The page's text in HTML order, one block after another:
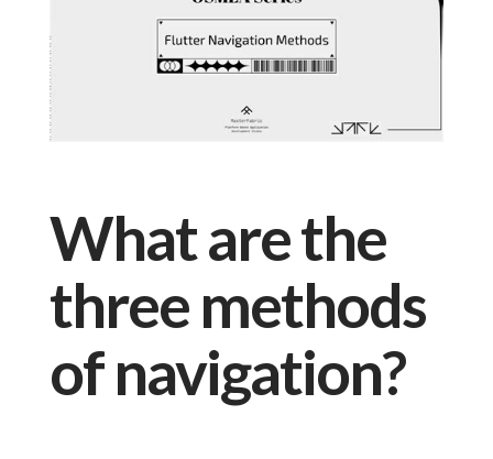
What are the
three methods
of navigation?